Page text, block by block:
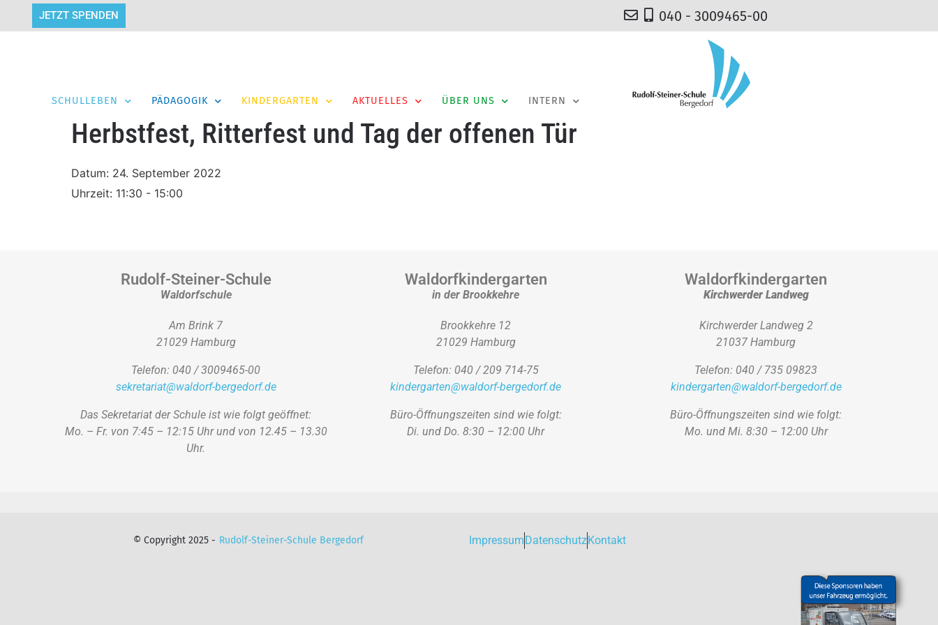
JETZT SPENDEN 040 - 3009465-00
SCHULLEBEN PÄDAGOGIK KINDERGARTEN AKTUELLES ÜBER UNS INTERN
Herbstfest, Ritterfest und Tag der offenen Tür
Datum: 24. September 2022
Uhrzeit: 11:30 - 15:00
Rudolf-Steiner-Schule
Waldorfschule
Am Brink 7
21029 Hamburg
Telefon: 040 / 3009465-00
sekretariat@waldorf-bergedorf.de
Das Sekretariat der Schule ist wie folgt geöffnet:
Mo. – Fr. von 7:45 – 12:15 Uhr und von 12.45 – 13.30
Uhr.
Waldorfkindergarten
in der Brookkehre
Brookkehre 12
21029 Hamburg
Telefon: 040 / 209 714-75
kindergarten@waldorf-bergedorf.de
Büro-Öffnungszeiten sind wie folgt:
Di. und Do. 8:30 – 12:00 Uhr
Waldorfkindergarten
Kirchwerder Landweg
Kirchwerder Landweg 2
21037 Hamburg
Telefon: 040 / 735 09823
kindergarten@waldorf-bergedorf.de
Büro-Öffnungszeiten sind wie folgt:
Mo. und Mi. 8:30 – 12:00 Uhr
© Copyright 2025 - Rudolf-Steiner-Schule Bergedorf ImpressumDatenschutzKontakt